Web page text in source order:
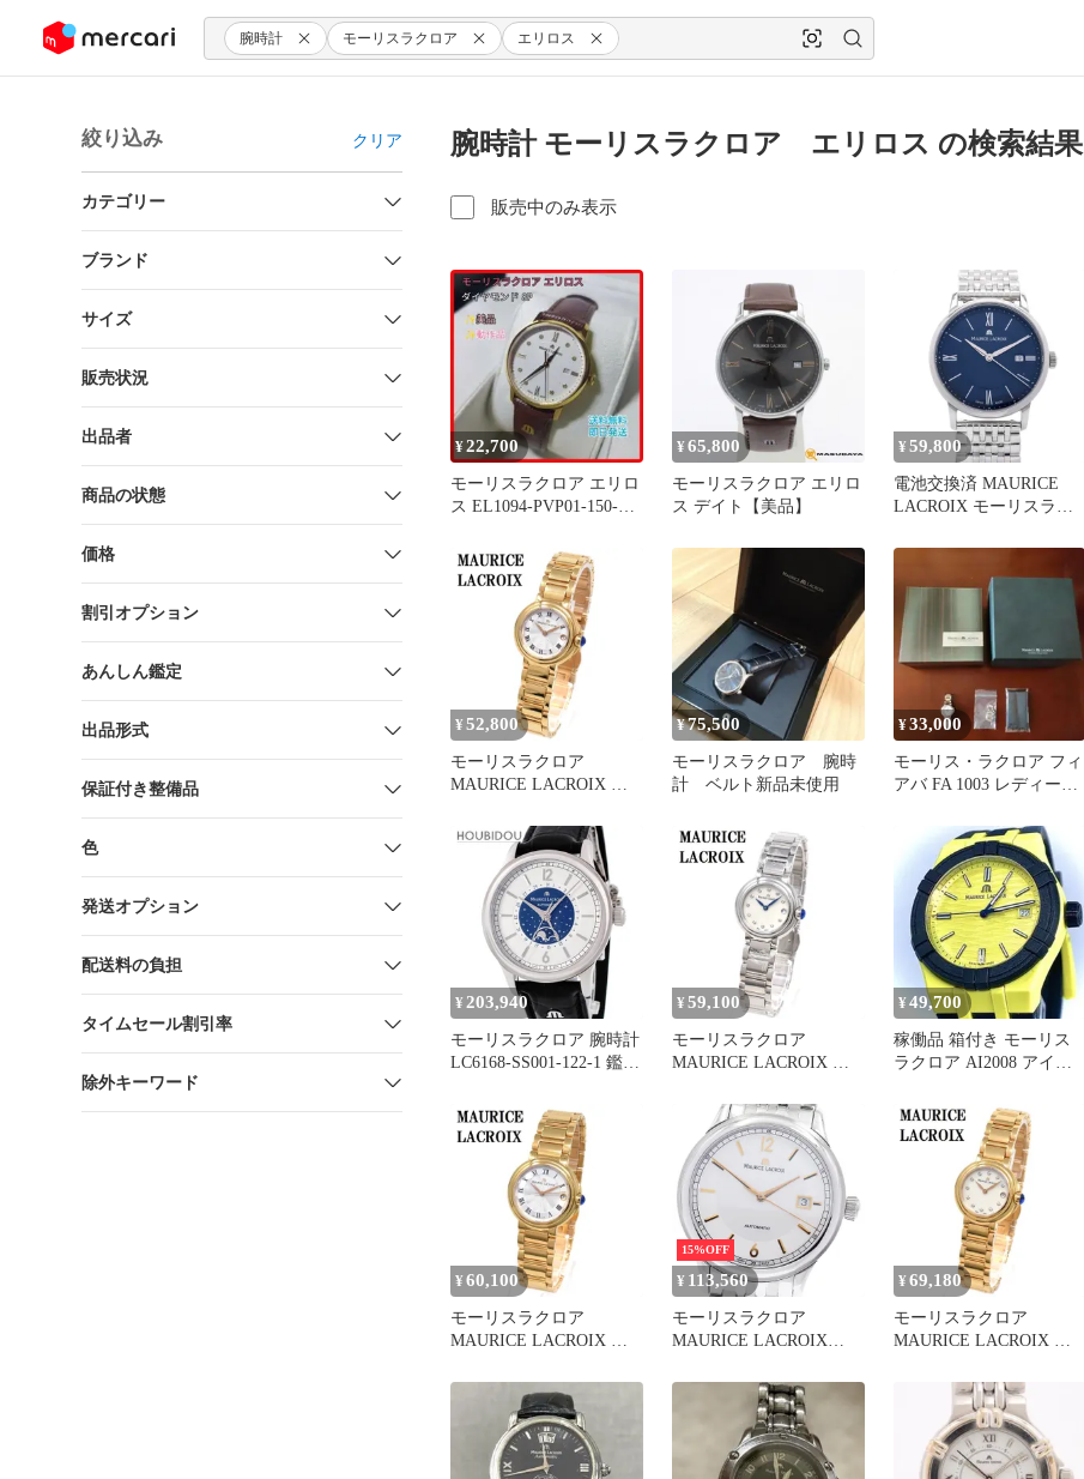
ツにスキップ 腕時計 モーリスラクロア エリロス
絞り込み クリア
カテゴリー
ブランド
サイズ
販売状況
出品者
商品の状態
価格
割引オプション
あんしん鑑定
出品形式
保証付き整備品
色
発送オプション
配送料の負担
タイムセール割引率
除外キーワード
腕時計 モーリスラクロア エリロス の検索結果
販売中のみ表示
¥22,700
モーリスラクロア エリロ
ス EL1094-PVP01-150-
¥65,800
モーリスラクロア エリロ
ス デイト【美品】
¥ 59,800
電池交換済 MAURICE
LACROIX モーリスラク
イト 50m防水 青 ブルー
SS ステンレス レディー
ス クオーツ【6ヶ月保
証】【腕時計】【中古】
¥ 52,800
モーリスラクロア
MAURICE LACROIX フ
電池式 腕時計 ウォッチ
レディース シルバー ピ
ンクゴールド
¥75,500
モーリスラクロア 腕時
計 ベルト新品未使用
¥33,000
モーリス・ラクロア フィ
アバ FA 1003 レディース
¥ 203,940
モーリスラクロア 腕時計
LC6168-SS001-122-1 鑑定
¥ 59,100
モーリスラクロア
MAURICE LACROIX フ
電池式 腕時計 ウォッチ
ダイヤ レディース ホワ
イトシェル シルバー
¥49,700
稼働品 箱付き モーリス
ラクロア AI2008 アイコ
¥ 60,100
モーリスラクロア
MAURICE LACROIX フ
電池式 腕時計 ウォッチ
レディース ホワイト ピ
ンクゴールド
15%OFF
¥ 113,560
モーリスラクロア
MAURICE LACROIX
クラシック デイト 自動
巻き メンズ美品_922318
¥ 69,180
モーリスラクロア
MAURICE LACROIX フ
電池式 腕時計 ウォッチ
ダイヤ レディース ホワ
イトシェル ピンクゴール